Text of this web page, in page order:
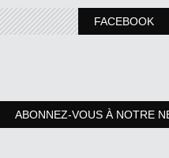
FACEBOOK
ABONNEZ-VOUS À NOTRE